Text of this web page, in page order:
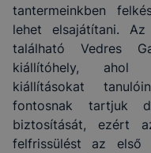
tantermeinkben
lehet elsajátítani.
található Vedres
kiállítóhely, ahol
kiállításokat
fontosnak tartjuk
biztosítását, ezért
felfrissülést az